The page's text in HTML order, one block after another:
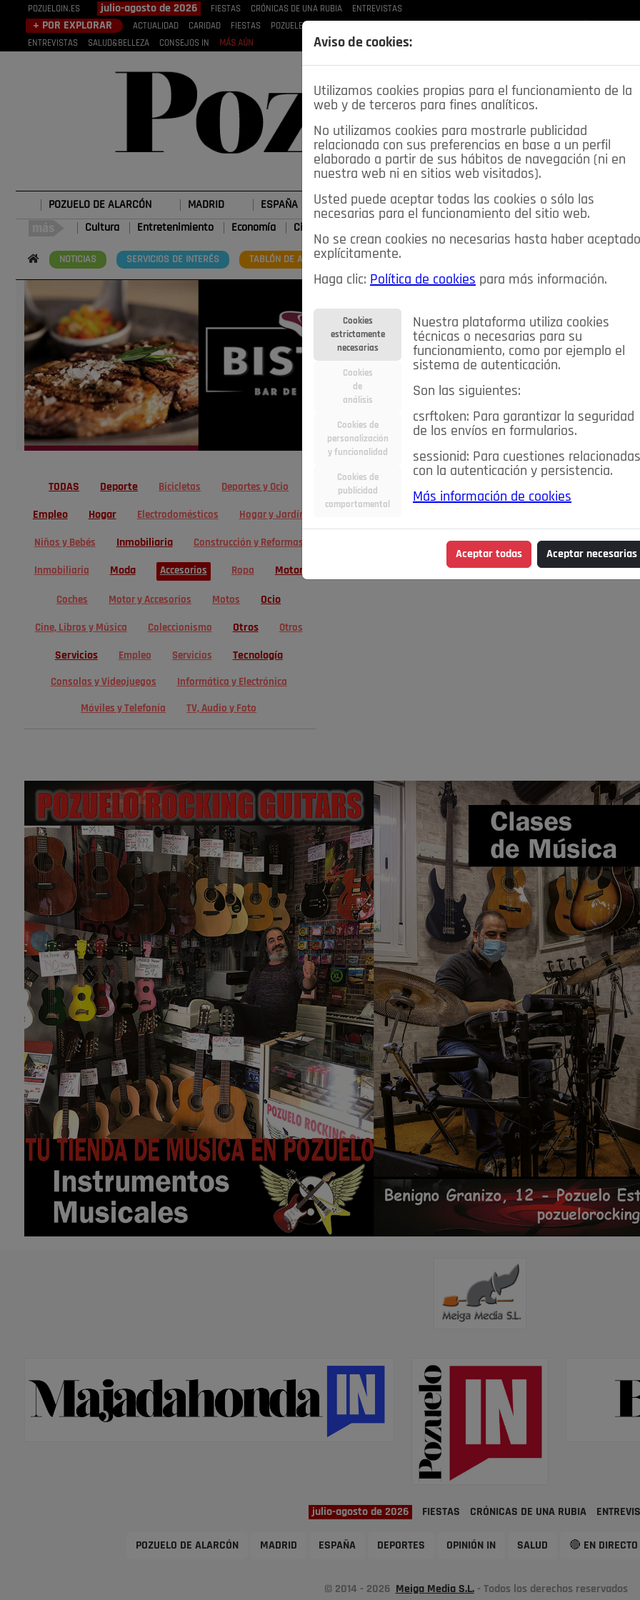
POZUELOIN.ES julio-agosto de 2026 FIESTAS CRÓNICAS DE UNA RUBIA ENTREVISTAS
+ POR EXPLORAR ACTUALIDAD CARIDAD FIESTAS POZUELEROS
ENTREVISTAS
SALUD&BELLEZA CONSEJOS IN MÁS AÚN
POZUELO DE ALARCÓN MADRID ESPAÑA DEPORTES OPINIÓN IN SALUD 🔴 EN DIRECTO
Cultura Entretenimiento Economía Ciencia&Tecnología
NOTICIAS SERVICIOS DE INTERÉS TABLÓN DE ANUNCIOS MIS ANUNCIOS
TODAS Deporte Bicicletas Deportes y Ocio
Empleo Hogar Electrodomésticos Hogar y Jardín
Niños y Bebés Inmobiliaria Construcción y Reformas
Inmobiliaria Moda Accesorios Ropa Motor
Coches Motor y Accesorios Motos Ocio
Cine, Libros y Música Coleccionismo Otros Otros
Servicios Empleo Servicios Tecnología
Consolas y Videojuegos Informática y Electrónica
Móviles y Telefonía TV, Audio y Foto
Aviso de cookies:
Utilizamos cookies propias para el funcionamiento de la
web y de terceros para fines analíticos.
No utilizamos cookies para mostrarle publicidad
relacionada con sus preferencias en base a un perfil
elaborado a partir de sus hábitos de navegación (ni en
nuestra web ni en sitios web visitados).
Usted puede aceptar todas las cookies o sólo las
necesarias para el funcionamiento del sitio web.
No se crean cookies no necesarias hasta haber aceptado
explícitamente.
Haga clic: Política de cookies para más información.
Cookies
estrictamente
necesarias
Cookies
de
análisis
Cookies de
personalización
y funcionalidad
Cookies de
publicidad
comportamental
Nuestra plataforma utiliza cookies
técnicas o necesarias para su
funcionamiento, como por ejemplo el
sistema de autenticación.
Son las siguientes:
csrftoken: Para garantizar la seguridad
de los envíos en formularios.
sessionid: Para cuestiones relacionadas
con la autenticación y persistencia.
Más información de cookies
Aceptar todas Aceptar necesarias
julio-agosto de 2026 FIESTAS CRÓNICAS DE UNA RUBIA
POZUELO DE ALARCÓN MADRID ESPAÑA DEPORTES OPINIÓN IN SALUD 🔴 EN DIRECTO
© 2014 - 2026 Meiga Media S.L.- Todos los derechos reservados